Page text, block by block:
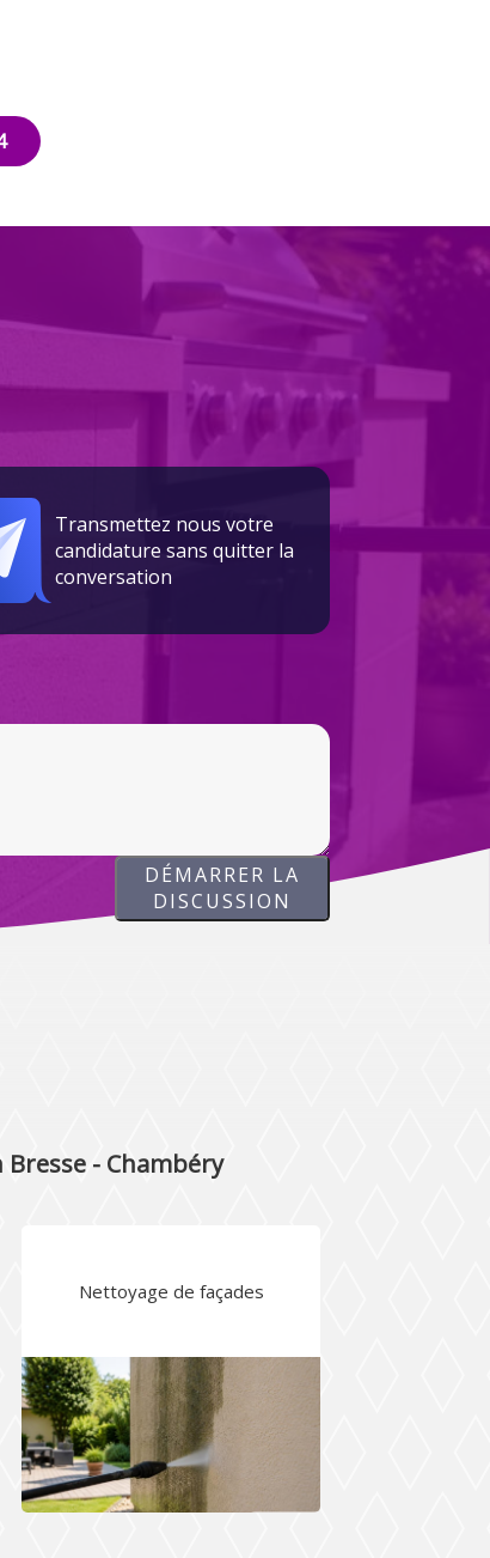
en Bresse - Chambéry
Transmettez nous votre
candidature sans quitter la
conversation
DÉMARRER LA
DISCUSSION
- Chambéry
Nettoyage de façades